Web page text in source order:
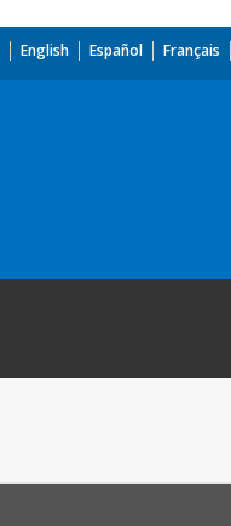
English Español Français